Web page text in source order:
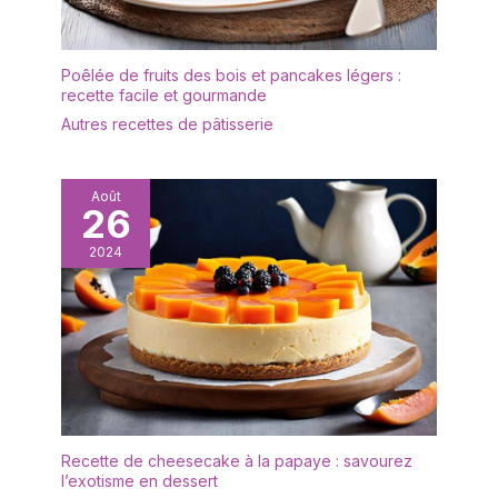
Poêlée de fruits des bois et pancakes légers :
recette facile et gourmande
Autres recettes de pâtisserie
Août
26
2024
Recette de cheesecake à la papaye : savourez
l’exotisme en dessert